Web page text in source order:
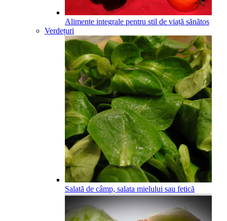
Alimente integrale pentru stil de viață sănătos
Verdețuri
Salată de câmp, salata mielului sau fetică